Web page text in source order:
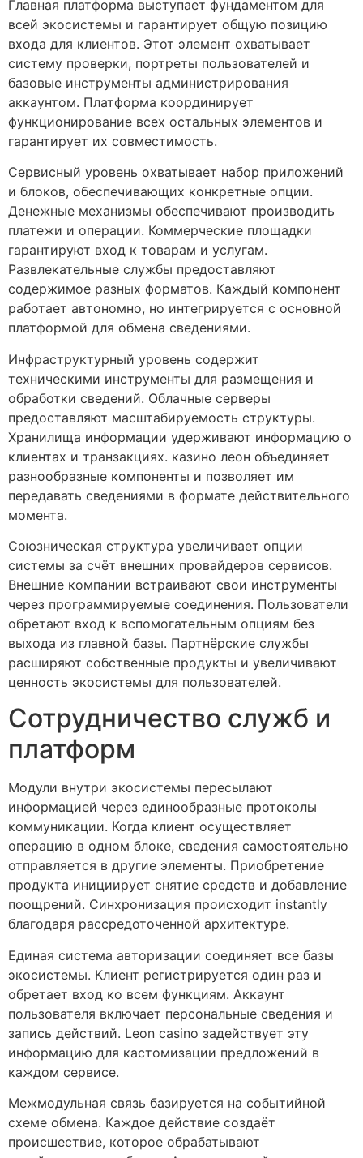
Главная платформа выступает фундаментом для
всей экосистемы и гарантирует общую позицию
входа для клиентов. Этот элемент охватывает
систему проверки, портреты пользователей и
базовые инструменты администрирования
аккаунтом. Платформа координирует
функционирование всех остальных элементов и
гарантирует их совместимость.
Сервисный уровень охватывает набор приложений
и блоков, обеспечивающих конкретные опции.
Денежные механизмы обеспечивают производить
платежи и операции. Коммерческие площадки
гарантируют вход к товарам и услугам.
Развлекательные службы предоставляют
содержимое разных форматов. Каждый компонент
работает автономно, но интегрируется с основной
платформой для обмена сведениями.
Инфраструктурный уровень содержит
техническими инструменты для размещения и
обработки сведений. Облачные серверы
предоставляют масштабируемость структуры.
Хранилища информации удерживают информацию о
клиентах и транзакциях. казино леон объединяет
разнообразные компоненты и позволяет им
передавать сведениями в формате действительного
момента.
Союзническая структура увеличивает опции
системы за счёт внешних провайдеров сервисов.
Внешние компании встраивают свои инструменты
через программируемые соединения. Пользователи
обретают вход к вспомогательным опциям без
выхода из главной базы. Партнёрские службы
расширяют собственные продукты и увеличивают
ценность экосистемы для пользователей.
Сотрудничество служб и
платформ
Модули внутри экосистемы пересылают
информацией через единообразные протоколы
коммуникации. Когда клиент осуществляет
операцию в одном блоке, сведения самостоятельно
отправляется в другие элементы. Приобретение
продукта инициирует снятие средств и добавление
поощрений. Синхронизация происходит instantly
благодаря рассредоточенной архитектуре.
Единая система авторизации соединяет все базы
экосистемы. Клиент регистрируется один раз и
обретает вход ко всем функциям. Аккаунт
пользователя включает персональные сведения и
запись действий. Leon casino задействует эту
информацию для кастомизации предложений в
каждом сервисе.
Межмодульная связь базируется на событийной
схеме обмена. Каждое действие создаёт
происшествие, которое обрабатывают